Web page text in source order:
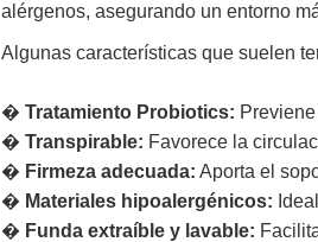
alérgenos, asegurando un entorno
Algunas características que suelen
� Tratamiento Probiotics:
� Transpirable: Favorece la
� Firmeza adecuada: Aporta el
� Materiales hipoalergénicos:
� Funda extraíble y lavable: